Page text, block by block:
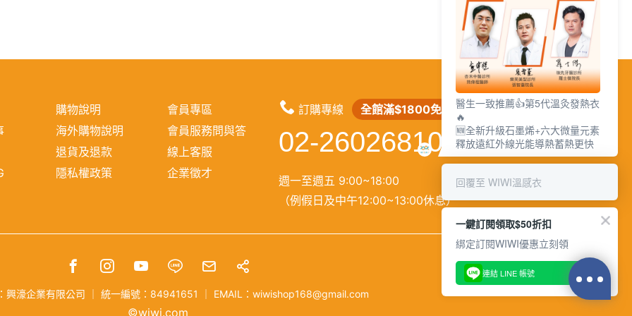
繁│简
購物說明
海外購物說明
退貨及退款
隱私權政策
會員專區
會員服務問與答
線上客服
企業徵才
訂購專線 全館滿$1800免運
02-26026810
週一至週五 9:00~18:00
（例假日及中午12:00~13:00休息）
興濠企業有限公司 統一編號：84941651 EMAIL：wiwishop168@gmail.com
©wiwi.com
醫生一致推薦👍第5代溫灸發熱衣
🔥
🆕全新升級石墨烯+六大微量元素
釋放遠紅外線光能導熱蓄熱更快
回覆至 WIWI溫感衣
一鍵訂閱領取$50折扣
綁定訂閱WIWI優惠立刻領
連結 LINE 帳號